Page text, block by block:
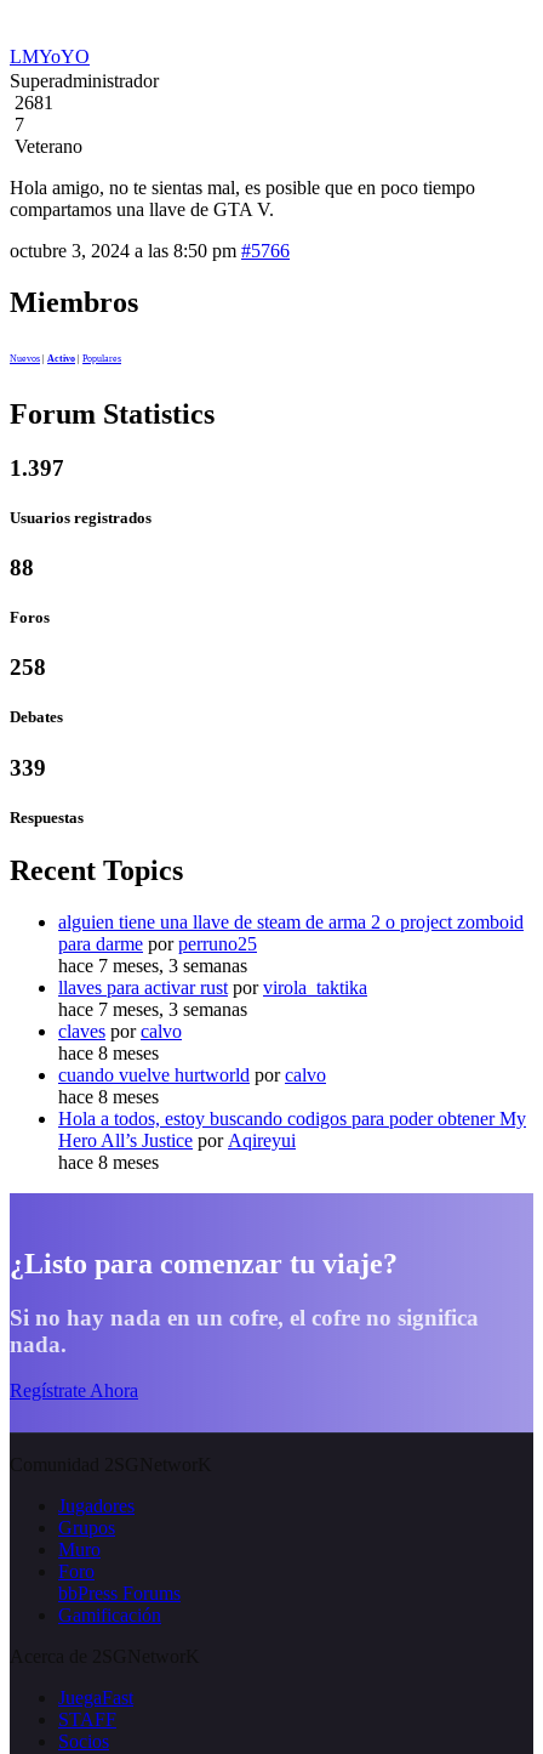
LMYoYO
Superadministrador
2681
7
Veterano
Hola amigo, no te sientas mal, es posible que en poco tiempo
compartamos una llave de GTA V.
octubre 3, 2024 a las 8:50 pm #5766
Miembros
Nuevos Activo Populares
Forum Statistics
1.397
Usuarios registrados
88
Foros
258
Debates
339
Respuestas
Recent Topics
alguien tiene una llave de steam de arma 2 o project zomboid
para darme porperruno25
hace 7 meses, 3 semanas
llaves para activar rust porvirola_taktika
hace 7 meses, 3 semanas
claves porcalvo
hace 8 meses
cuando vuelve hurtworld porcalvo
hace 8 meses
Hola a todos, estoy buscando codigos para poder obtener My
Hero All’s Justice por Aqireyui
hace 8 meses
¿Listo para comenzar tu viaje?
Si no hay nada en un cofre, el cofre no significa
nada.
Regístrate Ahora
Jugadores
Grupos
Muro
Foro
bbPress Forums
Gamificación
JuegaFast
STAFF
Socios